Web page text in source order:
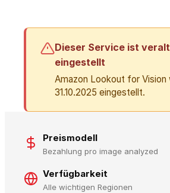
Dieser Service ist
eingestellt
Amazon Lookout for Vision
31.10.2025 eingestellt.
Preismodell
Bezahlung pro image analyzed
Verfügbarkeit
Alle wichtigen Regionen